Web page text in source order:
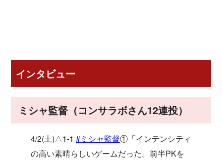
インタビュー
ミシャ監督（コンサラボさん12連投）
4/2(土)△1-1 #ミシャ監督①「インテンシティ
の高い素晴らしいゲームだった。前半PKを